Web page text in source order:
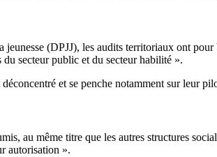
(DPJJ), les audits territoriaux ont
secteur public et du secteur habilité ».
et se penche notamment sur leur
au même titre que les autres structures
autorisation ».